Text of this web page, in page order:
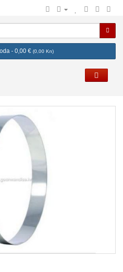
- 0,00 € (0,00 Kn)